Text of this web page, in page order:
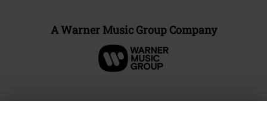
A Warner Music Group Company